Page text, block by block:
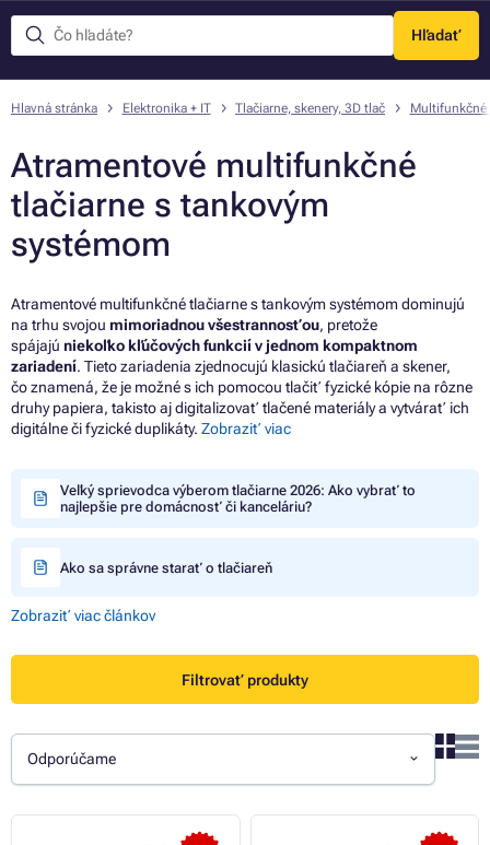
Hľadať
Menu
Hlavná stránka Elektronika + IT Tlačiarne, skenery, 3D tlač Multifunkčné
Atramentové multifunkčné
tlačiarne s tankovým
systémom
Atramentové multifunkčné tlačiarne s tankovým systémom dominujú
na trhu svojou mimoriadnou všestrannosťou, pretože
spájajú niekoľko kľúčových funkcií v jednom kompaktnom
zariadení. Tieto zariadenia zjednocujú klasickú tlačiareň a skener,
čo znamená, že je možné s ich pomocou tlačiť fyzické kópie na rôzne
druhy papiera, takisto aj digitalizovať tlačené materiály a vytvárať ich
digitálne či fyzické duplikáty. Zobraziť viac
Veľký sprievodca výberom tlačiarne 2026: Ako vybrať to
najlepšie pre domácnosť či kanceláriu?
Ako sa správne starať o tlačiareň
Zobraziť viac článkov
Filtrovať produkty
Odporúčame